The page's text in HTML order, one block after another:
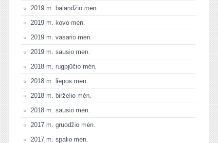
2019 m. balandžio mėn.
2019 m. kovo mėn.
2019 m. vasario mėn.
2019 m. sausio mėn.
2018 m. rugpjūčio mėn.
2018 m. liepos mėn.
2018 m. birželio mėn.
2018 m. sausio mėn.
2017 m. gruodžio mėn.
2017 m. spalio mėn.